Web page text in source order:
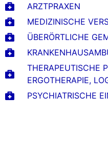
ARZTPRAXEN
MEDIZINISCHE
ÜBERÖRTLICHE
THERAPEUTISCHE
ERGOTHERAPIE,
PSYCHIATRISCHE